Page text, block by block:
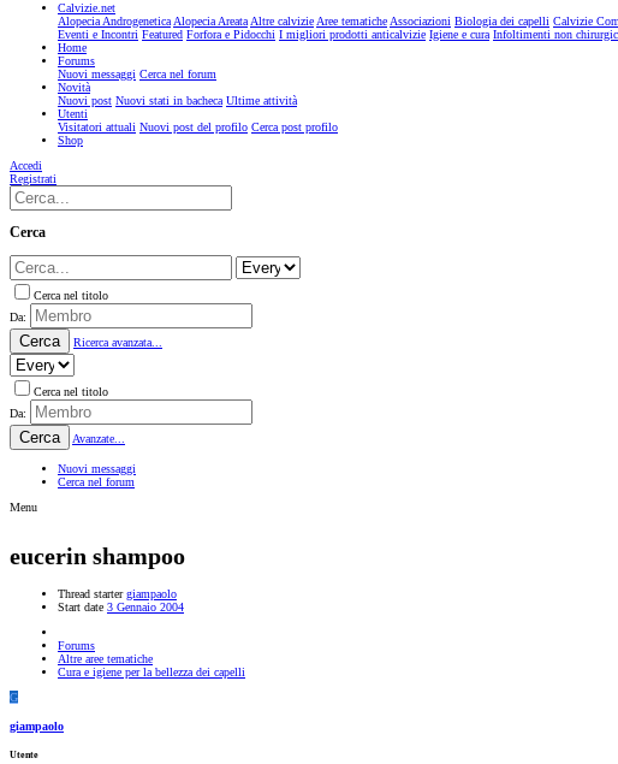
Calvizie.net
Alopecia AndrogeneticaAlopecia AreataAltre calvizieAree tematicheAssociazioni Biologia dei capelli Calvizie
Eventi e Incontri Featured Forfora e Pidocchi I migliori prodotti anticalvizie Igiene e cura Infoltimenti non
Home
Forums
Nuovi messaggi Cerca nel forum
Novità
Nuovi post Nuovi stati in bacheca Ultime attività
Utenti
Visitatori attuali Nuovi post del profilo Cerca post profilo
Shop
Accedi
Registrati
Cerca
Cerca nel titolo
Da:
Cerca Ricerca avanzata...
Cerca nel titolo
Da:
Cerca Avanzate...
Nuovi messaggi
Cerca nel forum
Menu
eucerin shampoo
Thread starter giampaolo
Start date 3 Gennaio 2004
Forums
Altre aree tematiche
Cura e igiene per la bellezza dei capelli
G
giampaolo
Utente